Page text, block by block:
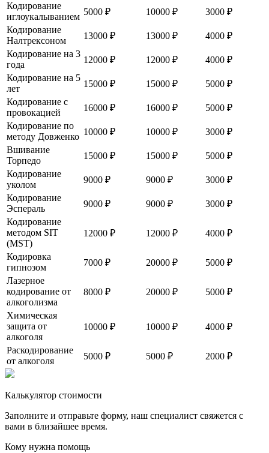
Кодирование
иглоукалыванием 5000 ₽ 10000 ₽
3000 ₽
Кодирование
Налтрексоном
13000 ₽ 13000 ₽
4000 ₽
Кодирование на 3
года
12000 ₽ 12000 ₽
4000 ₽
Кодирование на 5
лет
15000 ₽ 15000 ₽
5000 ₽
Кодирование с
провокацией
16000 ₽ 16000 ₽
5000 ₽
Кодирование по
методу Довженко 10000 ₽ 10000 ₽
3000 ₽
Вшивание
Торпедо
15000 ₽ 15000 ₽
5000 ₽
Кодирование
уколом
9000 ₽ 9000 ₽
3000 ₽
Кодирование
Эспераль
9000 ₽ 9000 ₽
3000 ₽
Кодирование
методом SIT
(MST)
12000 ₽ 12000 ₽ 4000 ₽
Кодировка
гипнозом
7000 ₽ 20000 ₽
5000 ₽
Лазерное
кодирование от
алкоголизма
8000 ₽ 20000 ₽ 5000 ₽
Химическая
защита от
алкоголя
10000 ₽ 10000 ₽ 4000 ₽
Раскодирование
от алкоголя
5000 ₽ 5000 ₽ 2000 ₽
Калькулятор стоимости
Заполните и отправьте форму, наш специалист свяжется с
вами в близайшее время.
Кому нужна помощь